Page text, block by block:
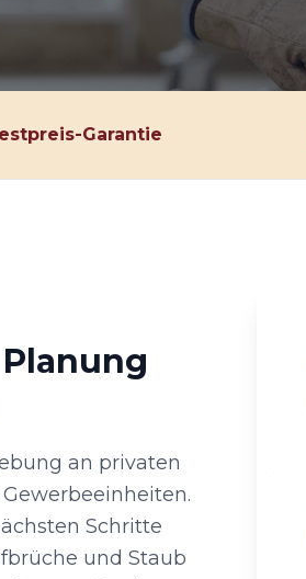
Garantie
an privaten
Schritte
und Staub